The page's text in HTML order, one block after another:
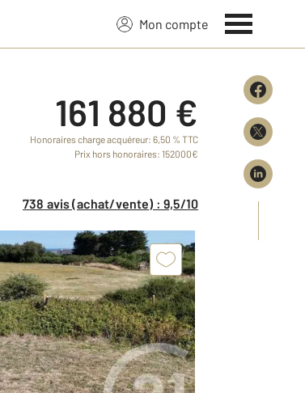
Mon compte
161 880 €
Honoraires charge acquéreur: 6,50 % TTC
Prix hors honoraires: 152000€
738 avis (achat/vente) : 9,5/10